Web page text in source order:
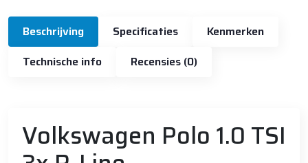
Beschrijving Specificaties
Kenmerken
Technische info
Recensies (0)
Volkswagen Polo 1.0 TSI